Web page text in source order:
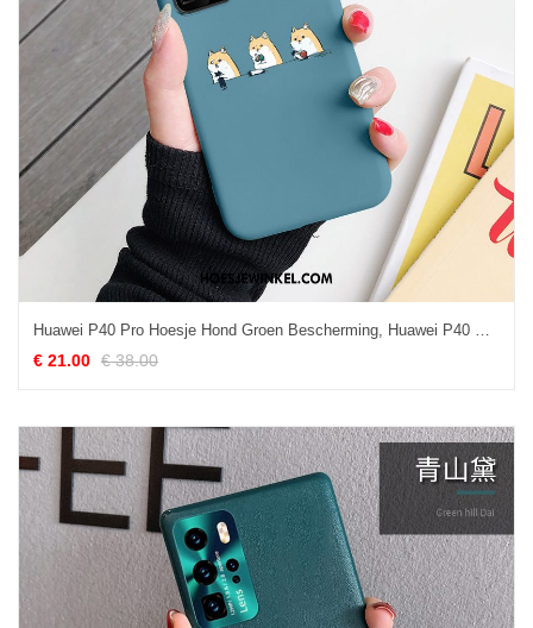
Huawei P40 Pro Hoesje Hond Groen Bescherming, Huawei P40 Pro Hoesje Mooie Anti-fall
€ 21.00 € 38.00